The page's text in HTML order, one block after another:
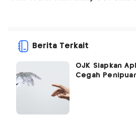
Berita Terkait
OJK Siapkan
Cegah